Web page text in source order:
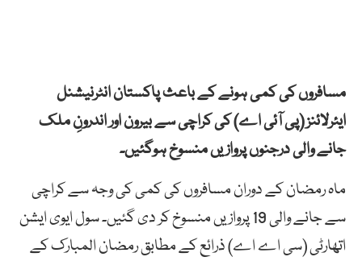
مسافروں کی کمی ہونے کے باعث پاکستان انٹرنیشنل
ایئرلائنز (پی آئی اے) کی کراچی سے بیرون اور اندرونِ ملک
جانے والی درجنوں پروازیں منسوخ ہوگئیں۔
ماہ رمضان کے دوران مسافروں کی کمی کی وجہ سے کراچی
سے جانے والی 19 پروازیں منسوخ کر دی گئیں۔ سول ایوی ایشن
اتھارٹی (سی اے اے) ذرائع کے مطابق رمضان المبارک کے